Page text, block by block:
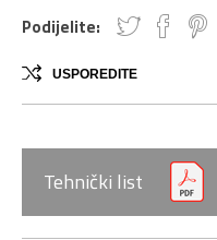
Podijelite:
USPOREDITE
Tehnički list